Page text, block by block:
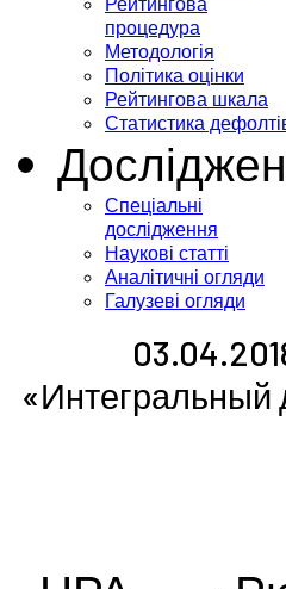
процедура
Методологія
Політика оцінки
Рейтингова шкала
Статистика
Спеціальні
дослідження
Наукові статті
Аналітичні огляди
Галузеві огляди
«Интегральный